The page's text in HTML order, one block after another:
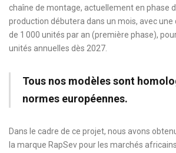
chaîne de montage, actuellement en phase
production débutera dans un mois, avec une
de 1 000 unités par an (première phase),
unités annuelles dès 2027.
Tous nos modèles sont
normes européennes.
Dans le cadre de ce projet, nous avons
la marque RapSev pour les marchés